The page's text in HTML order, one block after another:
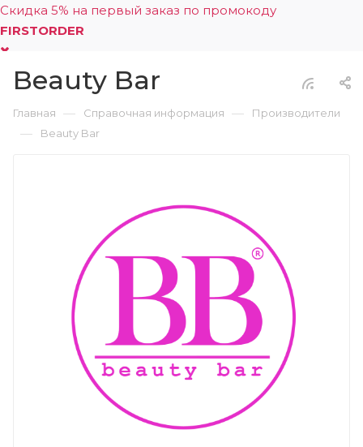
Скидка 5% на первый заказ по промокоду
FIRSTORDER
0
Beauty Bar
Главная — Справочная информация — Производители
— Beauty Bar